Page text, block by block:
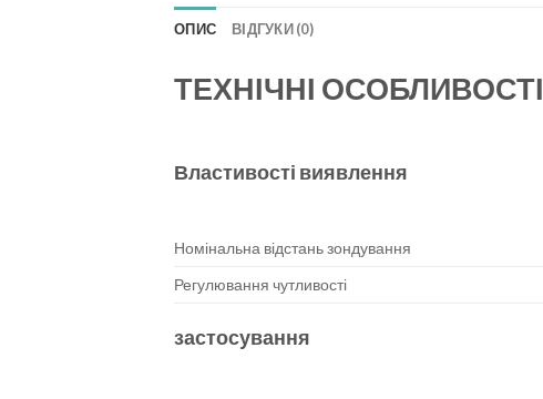
ОПИС ВІДГУКИ (0)
ТЕХНІЧНІ ОСОБЛИВОСТІ
Властивості виявлення
Номінальна відстань зондування
Регулювання чутливості
застосування